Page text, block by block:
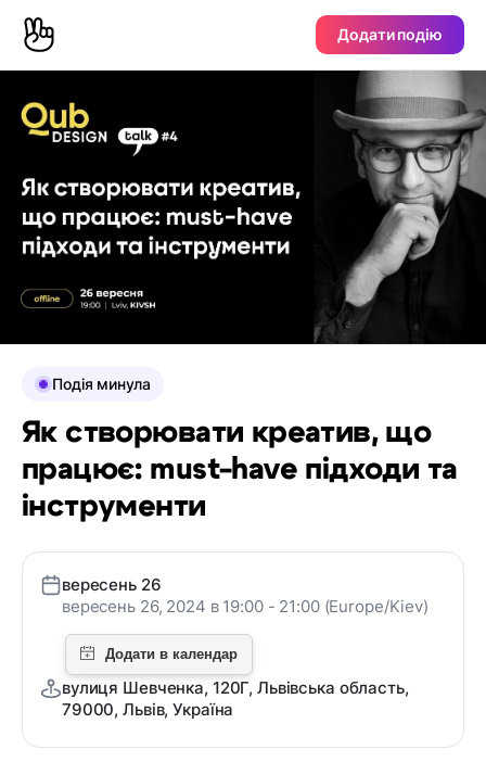
Додати подію
Подія минула
Як створювати креатив, що
працює: must-have підходи та
інструменти
вересень 26
вересень 26, 2024 в 19:00 - 21:00 (Europe/Kiev)
вулиця Шевченка, 120Г, Львівська область,
79000, Львів, Україна